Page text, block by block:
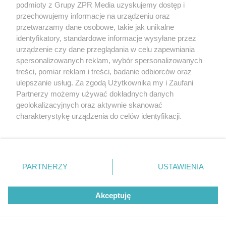
SPRAWDZONE SPOSOBY
Twoja biżuteria pociemniała? Włóż
kawałek tego do szuflady i zapomnij
o tym problemie. Sposób na
pociemniałą biżuterię
ZOBACZ WIĘCEJ
podmioty z Grupy ZPR Media uzyskujemy dostęp i
przechowujemy informacje na urządzeniu oraz
przetwarzamy dane osobowe, takie jak unikalne
identyfikatory, standardowe informacje wysyłane przez
urządzenie czy dane przeglądania w celu zapewniania
spersonalizowanych reklam, wybór spersonalizowanych
treści, pomiar reklam i treści, badanie odbiorców oraz
ulepszanie usług. Za zgodą Użytkownika my i Zaufani
Partnerzy możemy używać dokładnych danych
geolokalizacyjnych oraz aktywnie skanować
charakterystykę urządzenia do celów identyfikacji.
zmienić/wycofać klikając przycisk ustawień prywatności
znajdujący się w lewym dolnym rogu strony
rodzaje przetwarzania danych nie wymagają zgody
użytkownika, ale masz prawo sprzeciwić się takiemu
przetwarzaniu. Preferencje będą miały zastosowanie tylko
PARTNERZY USTAWIENIA
Akceptuję